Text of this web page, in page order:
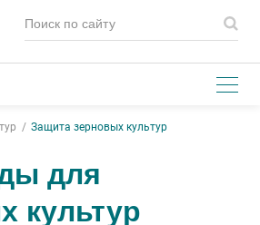
Защита зерновых культур
для
культур